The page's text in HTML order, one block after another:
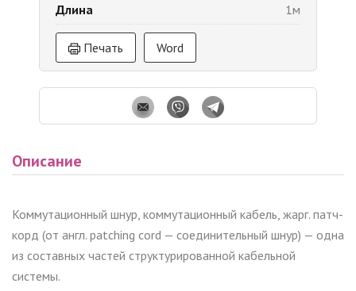
Длина
1м
Печать Word
Описание
Коммутационный шнур, коммутационный кабель, жарг. патч-
корд (от англ. patching cord — соединительный шнур) — одна
из составных частей структурированной кабельной
системы.